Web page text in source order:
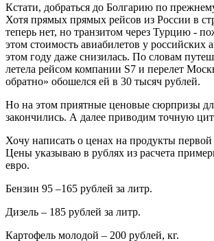
Кстати, добраться до Болгарию по
Хотя прямых прямых рейсов из России в
теперь нет, но транзитом через Турцию -
этом стоимость авиабилетов у российских
этом году даже снизилась. По словам
летела рейсом компании S7 и перелет
обратно» обошелся ей в 30 тысяч рублей.
Но на этом приятные ценовые сюрпризы
закончились. А далее приводим точную
Хочу написать о ценах на продукты
Цены указываю в рублях из расчета
евро.
Бензин 95 –165 рублей за литр.
Дизель – 185 рублей за литр.
Картофель молодой – 200 рублей, кг.